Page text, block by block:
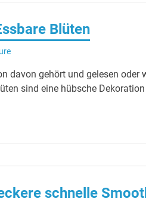
Blüten
davon gehört und gelesen
sind eine hübsche
schnelle